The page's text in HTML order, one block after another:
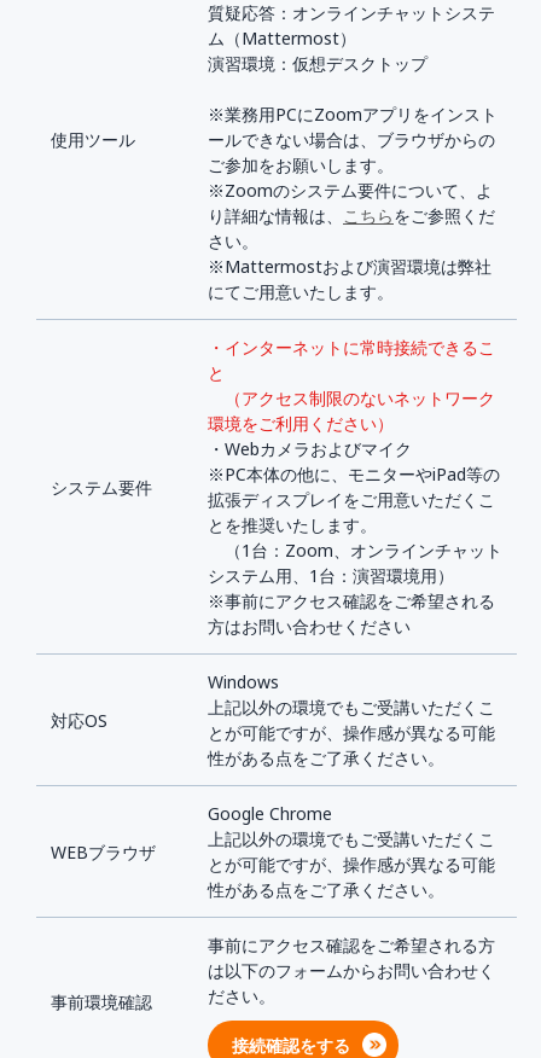
使用ツール
質疑応答：オンラインチャットシステ
ム（Mattermost）
演習環境：仮想デスクトップ
※業務用PCにZoomアプリをインスト
ールできない場合は、ブラウザからの
ご参加をお願いします。
※Zoomのシステム要件について、よ
り詳細な情報は、 こちらをご参照くだ
さい。
※Mattermostおよび演習環境は弊社
にてご用意いたします。
システム要件
・インターネットに常時接続できるこ
と
（アクセス制限のないネットワーク
環境をご利用ください）
・Webカメラおよびマイク
※PC本体の他に、モニターやiPad等の
拡張ディスプレイをご用意いただくこ
とを推奨いたします。
（1台：Zoom、オンラインチャット
システム用、1台：演習環境用）
※事前にアクセス確認をご希望される
方はお問い合わせください
対応OS
Windows
上記以外の環境でもご受講いただくこ
とが可能ですが、操作感が異なる可能
性がある点をご了承ください。
WEBブラウザ
Google Chrome
上記以外の環境でもご受講いただくこ
とが可能ですが、操作感が異なる可能
性がある点をご了承ください。
事前環境確認
事前にアクセス確認をご希望される方
は以下のフォームからお問い合わせく
ださい。
接続確認をする